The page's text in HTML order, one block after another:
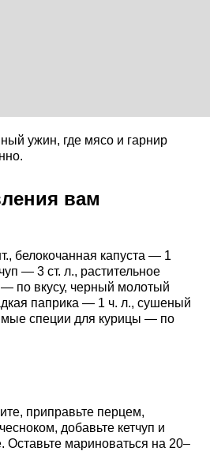
ужин, где мясо и гарнир
вам
белокочанная капуста — 1
— 3 ст. л., растительное
по вкусу, черный молотый
паприка — 1 ч. л., сушеный
специи для курицы — по
приправьте перцем,
добавьте кетчуп и
мариноваться на 20–